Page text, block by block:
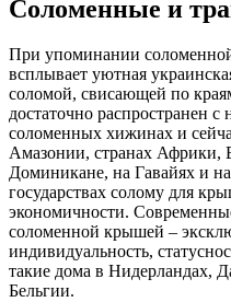
Соломенные и
При упоминании
всплывает уютная
соломой, свисающей по
достаточно распространен
соломенных хижинах и
Амазонии, странах Африки,
Доминикане, на Гавайях и
государствах солому для
экономичности.
соломенной крышей –
индивидуальность,
такие дома в Нидерландах,
Бельгии.